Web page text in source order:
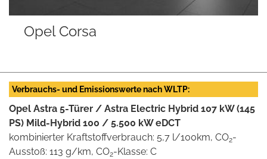
Verbrauchs- und Emissionswerte nach WLTP:
Opel Astra 5-Türer / Astra Electric Hybrid 107 kW (145
PS) Mild-Hybrid 100 / 5.500 kW eDCT
kombinierter Kraftstoffverbrauch: 5,7 l/100km, CO2-
Ausstoß: 113 g/km, CO2-Klasse: C